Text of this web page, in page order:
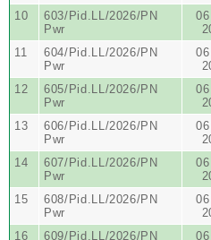
10
603/Pid.LL/2026/PN
Pwr
11
604/Pid.LL/2026/PN
Pwr
12
605/Pid.LL/2026/PN
Pwr
13
606/Pid.LL/2026/PN
Pwr
14
607/Pid.LL/2026/PN
Pwr
15
608/Pid.LL/2026/PN
Pwr
16
609/Pid.LL/2026/PN